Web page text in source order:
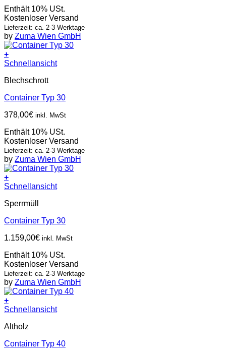
Enthält 10% USt.
Kostenloser Versand
Lieferzeit: ca. 2-3 Werktage
by Zuma Wien GmbH
+
Schnellansicht
Blechschrott
Container Typ 30
378,00€ inkl. MwSt
Enthält 10% USt.
Kostenloser Versand
Lieferzeit: ca. 2-3 Werktage
by Zuma Wien GmbH
+
Schnellansicht
Sperrmüll
Container Typ 30
1.159,00€ inkl. MwSt
Enthält 10% USt.
Kostenloser Versand
Lieferzeit: ca. 2-3 Werktage
by Zuma Wien GmbH
+
Schnellansicht
Altholz
Container Typ 40